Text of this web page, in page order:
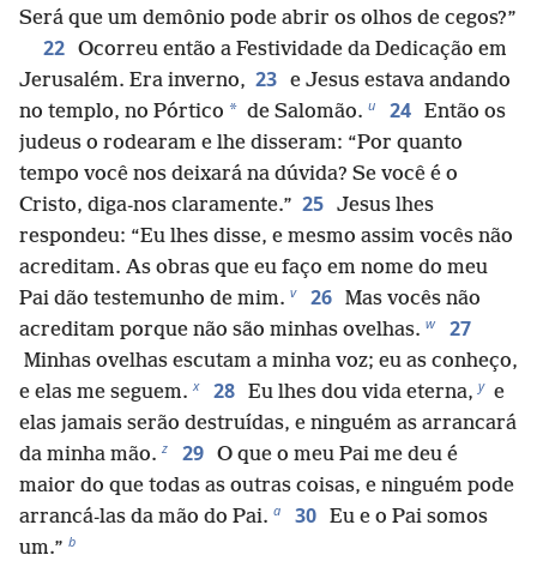
Será que um demônio pode abrir os olhos de cegos?”
22 Ocorreu então a Festividade da Dedicação em
Jerusalém. Era inverno, 23 e Jesus estava andando
no templo, no Pórtico * de Salomão. u 24 Então os
judeus o rodearam e lhe disseram: “Por quanto
tempo você nos deixará na dúvida? Se você é o
Cristo, diga-nos claramente.” 25 Jesus lhes
respondeu: “Eu lhes disse, e mesmo assim vocês não
acreditam. As obras que eu faço em nome do meu
Pai dão testemunho de mim. v 26 Mas vocês não
acreditam porque não são minhas ovelhas. w 27
Minhas ovelhas escutam a minha voz; eu as conheço,
e elas me seguem. x 28 Eu lhes dou vida eterna, y e
elas jamais serão destruídas, e ninguém as arrancará
da minha mão. z 29 O que o meu Pai me deu é
maior do que todas as outras coisas, e ninguém pode
arrancá-las da mão do Pai. a 30 Eu e o Pai somos
um.” b